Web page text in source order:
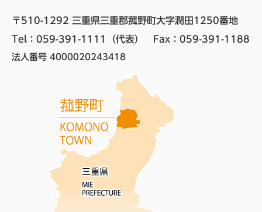
〒510-1292 三重県三重郡菰野町大字潤田1250番地
Tel：059-391-1111（代表）
Fax：059-391-1188
法人番号 4000020243418